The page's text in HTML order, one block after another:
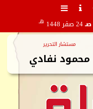
24 صفر 1448 هـ
مستشار التحرير
محمود نفادي